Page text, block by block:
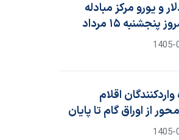
و یورو مرکز مبادله
ایران؛ امروز پنجشنبه ۱۵ مرداد
1405-
اقلام
از اوراق گام تا پایان
1405-